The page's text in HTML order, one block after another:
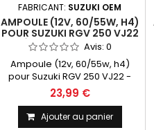
FABRICANT: SUZUKI OEM
AMPOULE (12V, 60/55W, H4)
POUR SUZUKI RGV 250 VJ22
- PIÈCE D'ORIGINE SUZUKI
OEM
Avis: 0
Ampoule (12v, 60/55w, h4)
pour Suzuki RGV 250 VJ22 -
Pièce d'origine SUZUKI OEM
23,99 €
Ajouter au panier